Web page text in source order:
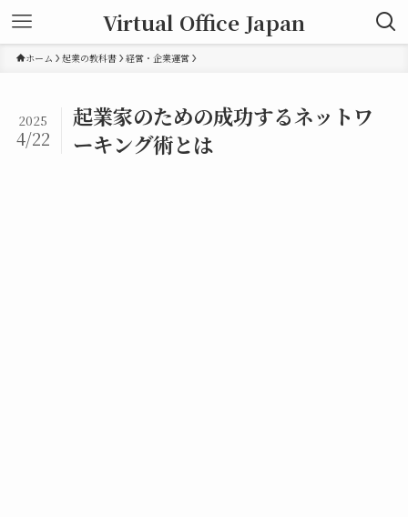
Virtual Office Japan
ホーム 起業の教科書 経営・企業運営
起業家のための成功するネットワ
ーキング術とは
2025
4/22